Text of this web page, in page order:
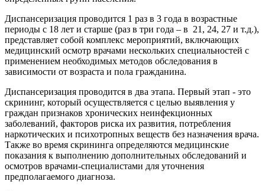
Диспансеризация проводится 1 раз в 3 года в возрастные
периоды с 18 лет и старше (раз в три года – в 21, 24, 27 и т.д.),
представляет собой комплекс мероприятий, включающих
медицинский осмотр врачами нескольких специальностей с
применением необходимых методов обследования в
зависимости от возраста и пола гражданина.
Диспансеризация проводится в два этапа. Первый этап - это
скрининг, который осуществляется с целью выявления у
граждан признаков хронических неинфекционных
заболеваний, факторов риска их развития, потребления
наркотических и психотропных веществ без назначения врача.
Также во время скрининга определяются медицинские
показания к выполнению дополнительных обследований и
осмотров врачами-специалистами для уточнения
предполагаемого диагноза.